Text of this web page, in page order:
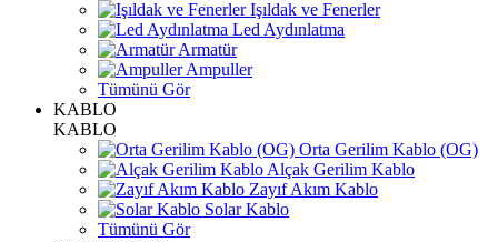
Işıldak ve Fenerler
Led Aydınlatma
Armatür
Ampuller
Tümünü Gör
KABLO
KABLO
Orta Gerilim Kablo (OG)
Alçak Gerilim Kablo
Zayıf Akım Kablo
Solar Kablo
Tümünü Gör